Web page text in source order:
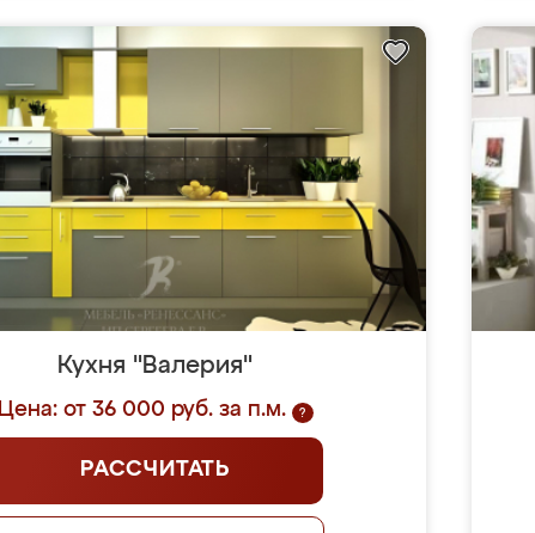
Кухня "Валерия"
Цена: от 36 000 руб. за п.м. ?
РАССЧИТАТЬ